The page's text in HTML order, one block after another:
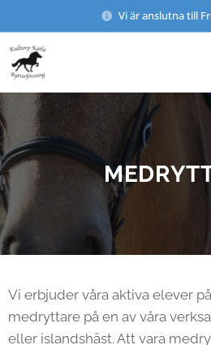
Vi är anslutna till
Vi erbjuder våra aktiva elever
medryttare på en av våra
eller islandshäst. Att vara